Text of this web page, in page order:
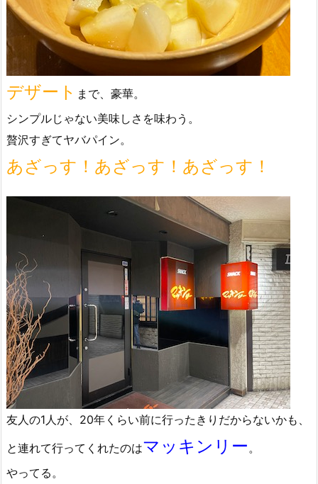
デザート まで、豪華。
シンプルじゃない美味しさを味わう。
贅沢すぎてヤバパイン。
あざっす！あざっす！あざっす！
友人の1人が、20年くらい前に行ったきりだからないかも、
と連れて行ってくれたのはマッキンリー。
やってる。